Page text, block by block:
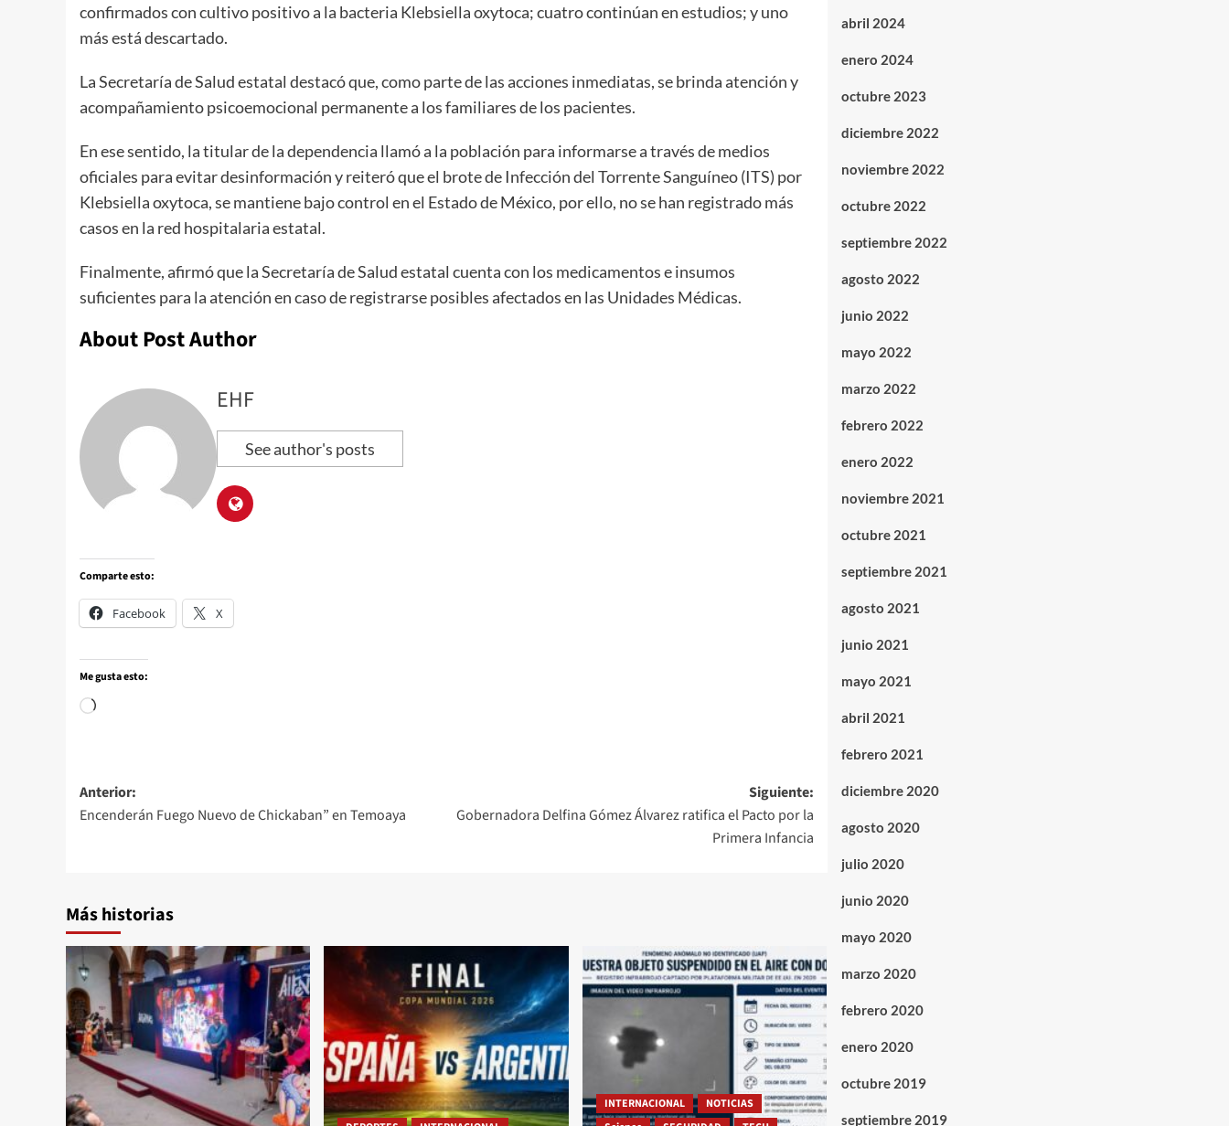
confirmados con cultivo positivo a la bacteria Klebsiella oxytoca; cuatro continúan en estudios; y uno
más está descartado.
La Secretaría de Salud estatal destacó que, como parte de las acciones inmediatas, se brinda atención y
acompañamiento psicoemocional permanente a los familiares de los pacientes.
En ese sentido, la titular de la dependencia llamó a la población para informarse a través de medios
oficiales para evitar desinformación y reiteró que el brote de Infección del Torrente Sanguíneo (ITS) por
Klebsiella oxytoca, se mantiene bajo control en el Estado de México, por ello, no se han registrado más
casos en la red hospitalaria estatal.
Finalmente, afirmó que la Secretaría de Salud estatal cuenta con los medicamentos e insumos
suficientes para la atención en caso de registrarse posibles afectados en las Unidades Médicas.
About Post Author
EHF
See author's posts
Comparte esto:
Facebook X
Me gusta esto:
Anterior:
Encenderán Fuego Nuevo de Chickaban” en Temoaya
Siguiente:
Gobernadora Delfina Gómez Álvarez ratifica el Pacto por la
Primera Infancia
Más historias
INTERNACIONAL
NOTICIAS
abril 2024
enero 2024
octubre 2023
diciembre 2022
noviembre 2022
octubre 2022
septiembre 2022
agosto 2022
junio 2022
mayo 2022
marzo 2022
febrero 2022
enero 2022
noviembre 2021
octubre 2021
septiembre 2021
agosto 2021
junio 2021
mayo 2021
abril 2021
febrero 2021
diciembre 2020
agosto 2020
julio 2020
junio 2020
mayo 2020
marzo 2020
febrero 2020
enero 2020
octubre 2019
septiembre 2019